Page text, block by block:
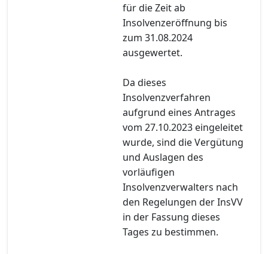
für die Zeit ab
Insolvenzeröffnung bis
zum 31.08.2024
ausgewertet.
Da dieses
Insolvenzverfahren
aufgrund eines Antrages
vom 27.10.2023 eingeleitet
wurde, sind die Vergütung
und Auslagen des
vorläufigen
Insolvenzverwalters nach
den Regelungen der InsVV
in der Fassung dieses
Tages zu bestimmen.